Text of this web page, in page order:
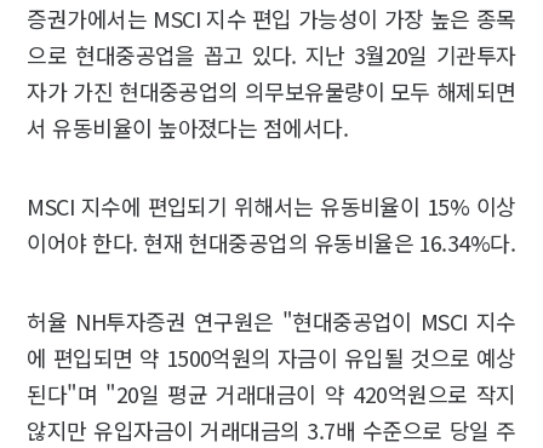
증권가에서는 MSCI 지수 편입 가능성이 가장 높은 종목
으로 현대중공업을 꼽고 있다. 지난 3월20일 기관투자
자가 가진 현대중공업의 의무보유물량이 모두 해제되면
서 유동비율이 높아졌다는 점에서다.
MSCI 지수에 편입되기 위해서는 유동비율이 15% 이상
이어야 한다. 현재 현대중공업의 유동비율은 16.34%다.
허율 NH투자증권 연구원은 "현대중공업이 MSCI 지수
에 편입되면 약 1500억원의 자금이 유입될 것으로 예상
된다"며 "20일 평균 거래대금이 약 420억원으로 작지
않지만 유입자금이 거래대금의 3.7배 수준으로 당일 주